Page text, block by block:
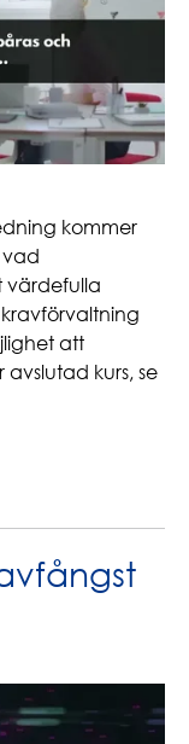
kommer
värdefulla
att
kurs, se